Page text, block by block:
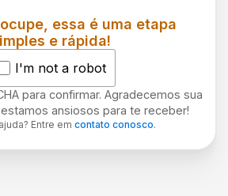
essa é uma etapa
e rápida!
I'm not a robot
para confirmar. Agradecemos sua
ansiosos para te receber!
Entre em contato conosco.